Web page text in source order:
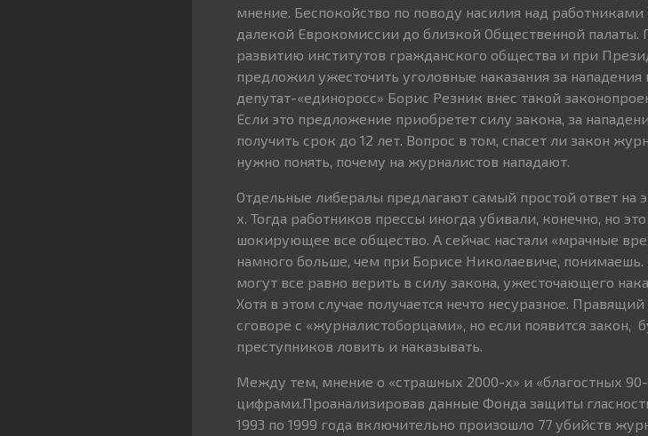
мнение. Беспокойство по поводу насилия над
далекой Еврокомиссии до близкой Общественной палаты.
развитию институтов гражданского общества и при
предложил ужесточить уголовные наказания за нападения
депутат-«единоросс» Борис Резник внес такой
Если это предложение приобретет силу закона, за
получить срок до 12 лет. Вопрос в том, спасет ли закон
нужно понять, почему на журналистов нападают.
Отдельные либералы предлагают самый простой ответ на
х. Тогда работников прессы иногда убивали, конечно, но
шокирующее все общество. А сейчас настали «мрачные
намного больше, чем при Борисе Николаевиче,
могут все равно верить в силу закона, ужесточающего
Хотя в этом случае получается нечто несуразное.
сговоре с «журналистоборцами», но если появится закон,
преступников ловить и наказывать.
Между тем, мнение о «страшных 2000-х» и «благостных
цифрами.Проанализировав данные Фонда защиты
1993 по 1999 года включительно произошло 77 убийств